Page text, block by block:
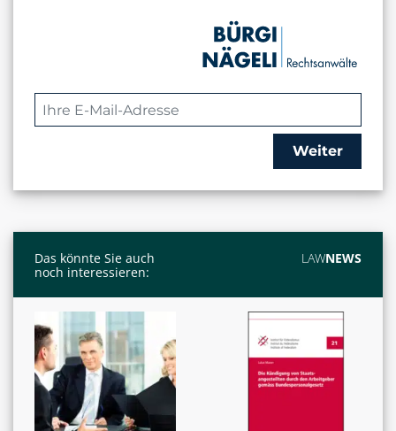
Weiter
Das könnte Sie auch
noch interessieren:
LAWNEWS